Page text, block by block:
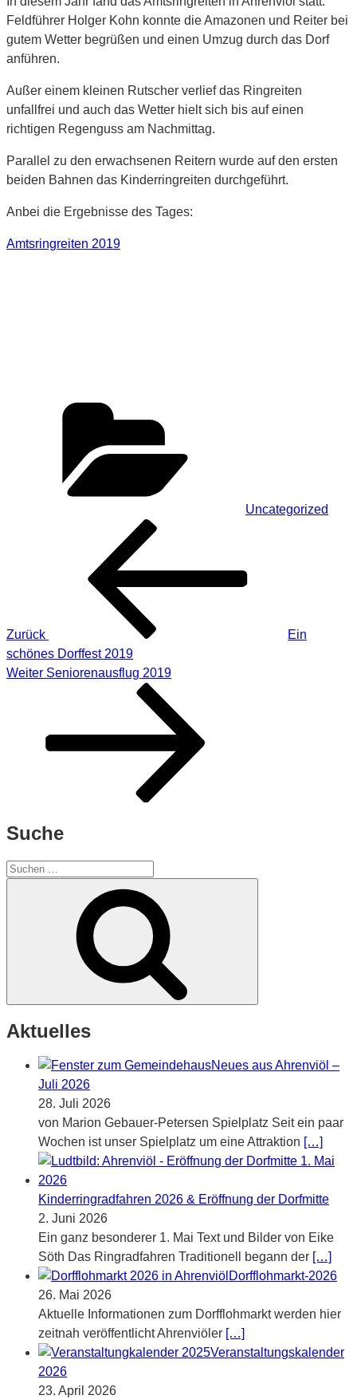
Feldführer Holger Kohn konnte die Amazonen und Reiter bei
gutem Wetter begrüßen und einen Umzug durch das Dorf
anführen.
Außer einem kleinen Rutscher verlief das Ringreiten
unfallfrei und auch das Wetter hielt sich bis auf einen
richtigen Regenguss am Nachmittag.
Parallel zu den erwachsenen Reitern wurde auf den ersten
beiden Bahnen das Kinderringreiten durchgeführt.
Anbei die Ergebnisse des Tages:
Amtsringreiten 2019
Uncategorized
Beitragsnavigation
Zurück
Ein
schönes Dorffest 2019
Nächster
Weiter Seniorenausflug 2019
Suche
Suchen
Aktuelles
Neues aus Ahrenviöl –
Juli 2026
28. Juli 2026
von Marion Gebauer-Petersen Spielplatz Seit ein paar
Wochen ist unser Spielplatz um eine Attraktion […]
Kinderringradfahren 2026 & Eröffnung der Dorfmitte
2. Juni 2026
Ein ganz besonderer 1. Mai Text und Bilder von Eike
Söth Das Ringradfahren Traditionell begann der […]
Dorfflohmarkt-2026
26. Mai 2026
Aktuelle Informationen zum Dorfflohmarkt werden hier
zeitnah veröffentlicht Ahrenviöler […]
Veranstaltungskalender
2026
23. April 2026